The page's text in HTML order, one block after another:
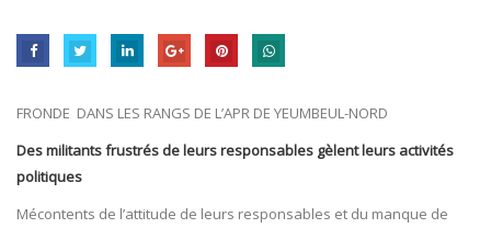
FRONDE DANS LES RANGS DE L’APR DE YEUMBEUL-NORD
Des militants frustrés de leurs responsables gèlent leurs activités
politiques
Mécontents de l’attitude de leurs responsables et du manque de